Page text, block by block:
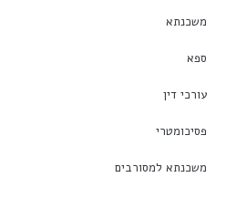
משכנתא
ספא
עורכי דין
פסיכומטרי
משכנתא למסורבים